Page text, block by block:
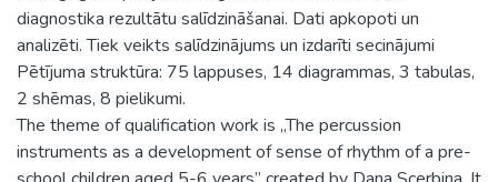
diagnostika rezultātu salīdzināšanai. Dati apkopoti un
analizēti. Tiek veikts salīdzinājums un izdarīti secinājumi
Pētījuma struktūra: 75 lappuses, 14 diagrammas, 3 tabulas,
2 shēmas, 8 pielikumi.
The theme of qualification work is „The percussion
instruments as a development of sense of rhythm of a pre-